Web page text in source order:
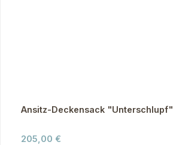
Ansitz-Deckensack "Unterschlupf"
Regulärer Preis:
205,00 €